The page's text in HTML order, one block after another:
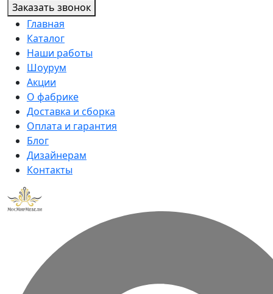
Заказать звонок
Главная
Каталог
Наши работы
Шоурум
Акции
О фабрике
Доставка и сборка
Оплата и гарантия
Блог
Дизайнерам
Контакты